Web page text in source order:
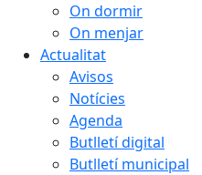
On dormir
On menjar
Actualitat
Avisos
Notícies
Agenda
Butlletí digital
Butlletí municipal